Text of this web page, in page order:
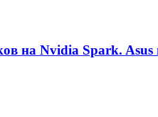
на Nvidia Spark. Asus